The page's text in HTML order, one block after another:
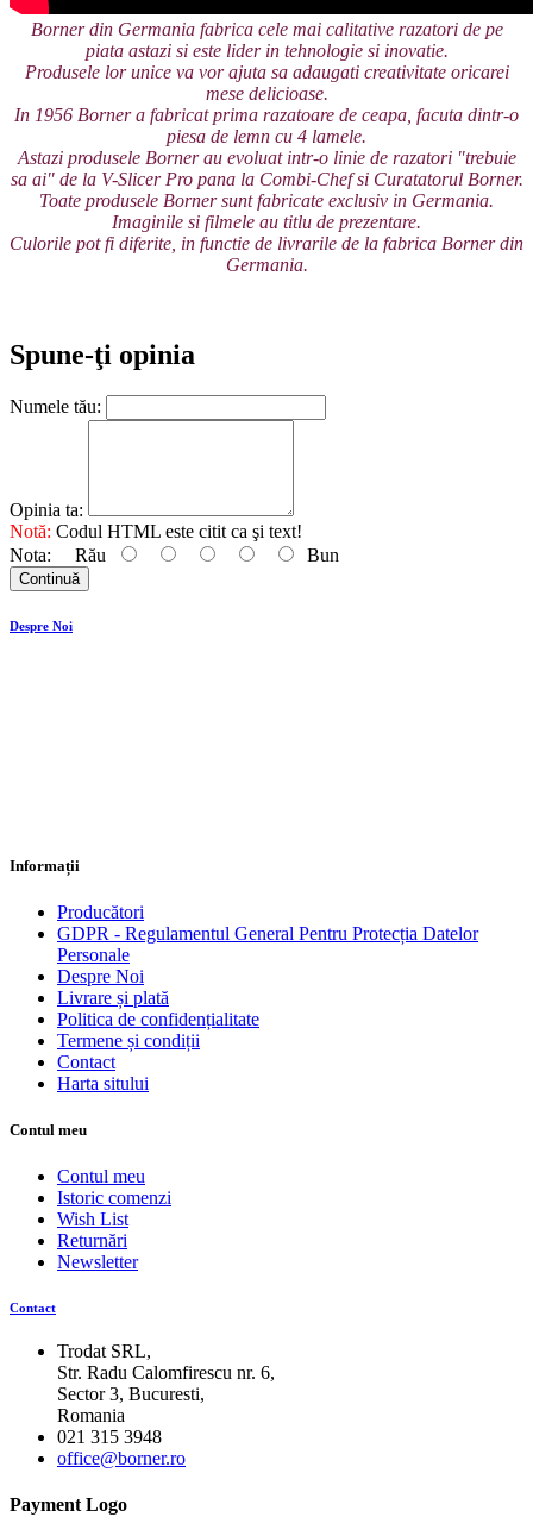
Borner din Germania fabrica cele mai calitative razatori de pe
piata astazi si este lider in tehnologie si inovatie.
Produsele lor unice va vor ajuta sa adaugati creativitate oricarei
mese delicioase.
In 1956 Borner a fabricat prima razatoare de ceapa, facuta dintr-o
piesa de lemn cu 4 lamele.
Astazi produsele Borner au evoluat intr-o linie de razatori "trebuie
sa ai" de la V-Slicer Pro pana la Combi-Chef si Curatatorul Borner.
Toate produsele Borner sunt fabricate exclusiv in Germania.
Imaginile si filmele au titlu de prezentare.
Culorile pot fi diferite, in functie de livrarile de la fabrica Borner din
Germania.
Spune-ţi opinia
Numele tău:
Opinia ta:
Notă: Codul HTML este citit ca şi text!
Nota: Rău Bun
Continuă
Despre Noi
Informații
Producători
GDPR - Regulamentul General Pentru Protecția Datelor
Personale
Despre Noi
Livrare și plată
Politica de confidențialitate
Termene și condiții
Contact
Harta sitului
Contul meu
Contul meu
Istoric comenzi
Wish List
Returnări
Newsletter
Contact
Trodat SRL,
Str. Radu Calomfirescu nr. 6,
Sector 3, Bucuresti,
Romania
021 315 3948
office@borner.ro
Payment Logo